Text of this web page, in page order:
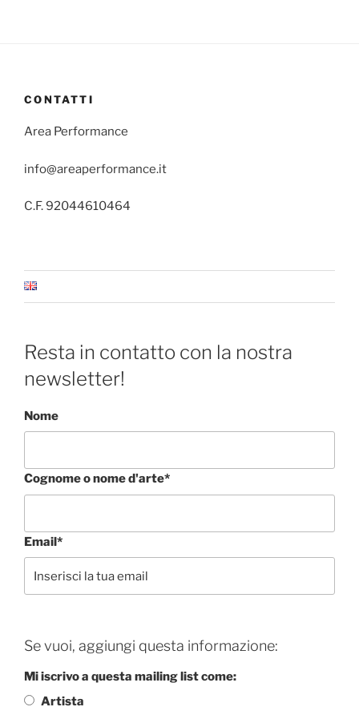
CONTATTI
Area Performance
info@areaperformance.it
C.F. 92044610464
Resta in contatto con la nostra
newsletter!
Nome
Cognome o nome d'arte*
Email*
Se vuoi, aggiungi questa informazione:
Mi iscrivo a questa mailing list come:
Artista